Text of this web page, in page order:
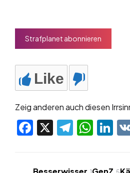
Strafplanet abonnieren
Like
Zeig anderen auch diesen
Facebook
X